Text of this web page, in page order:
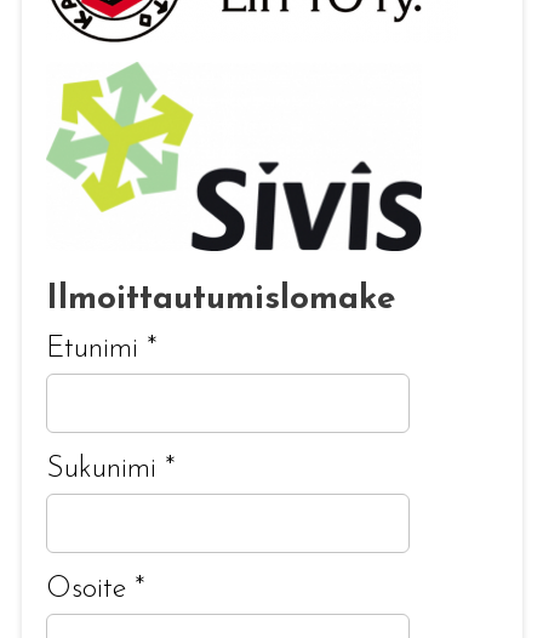
Ilmoittautumislomake
Etunimi *
Sukunimi *
Osoite *